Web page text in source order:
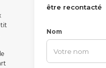
être recontacté
Nom